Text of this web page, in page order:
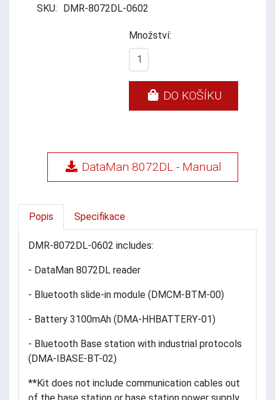
SKU: DMR-8072DL-0602
Množství:
DO KOŠÍKU
DataMan 8072DL - Manual
Popis Specifikace
DMR-8072DL-0602 includes:
- DataMan 8072DL reader
- Bluetooth slide-in module (DMCM-BTM-00)
- Battery 3100mAh (DMA-HHBATTERY-01)
- Bluetooth Base station with industrial protocols
(DMA-IBASE-BT-02)
**Kit does not include communication cables out